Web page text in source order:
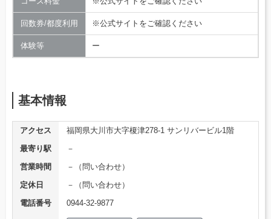
回数券/都度利用 ※公式サイトをご確認ください
体験等 ー
基本情報
アクセス
福岡県大川市大字榎津278-1 サンリバービル1階
最寄り駅
－
営業時間
－（問い合わせ）
定休日
－（問い合わせ）
電話番号
0944-32-9877